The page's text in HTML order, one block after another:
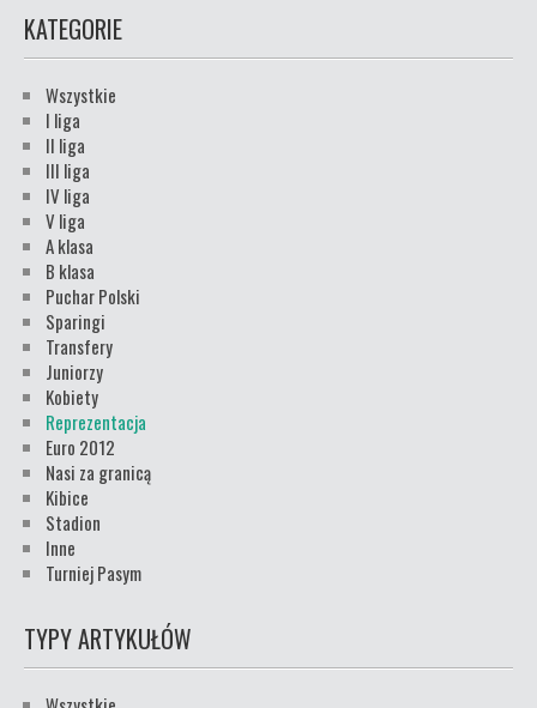
KATEGORIE
Wszystkie
I liga
II liga
III liga
IV liga
V liga
A klasa
B klasa
Puchar Polski
Sparingi
Transfery
Juniorzy
Kobiety
Reprezentacja
Euro 2012
Nasi za granicą
Kibice
Stadion
Inne
Turniej Pasym
TYPY ARTYKUŁÓW